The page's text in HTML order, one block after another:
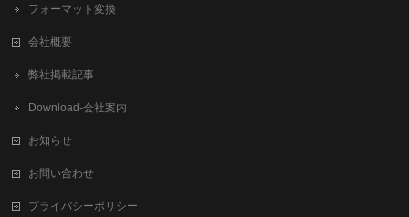
フォーマット変換
会社概要
弊社掲載記事
Download-会社案内
お知らせ
お問い合わせ
プライバシーポリシー